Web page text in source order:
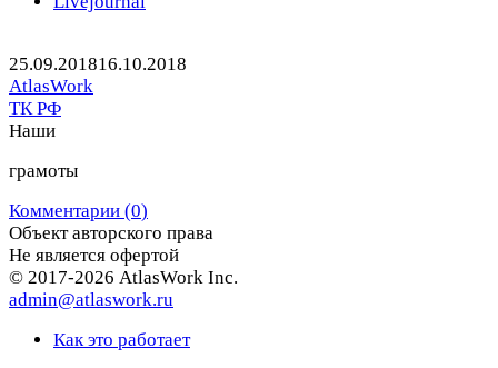
25.09.201816.10.2018
AtlasWork
ТК РФ
Предыдущая
Следующая
Наши
грамоты
Комментарии (0)
Объект авторского права
Не является офертой
© 2017-2026 AtlasWork Inc.
admin@atlaswork.ru
Как это работает